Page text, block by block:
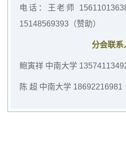
电话：王老师
15148569393（赞助）
分会联系
鲍寅祥 中南大学
陈 超 中南大学 18692216981